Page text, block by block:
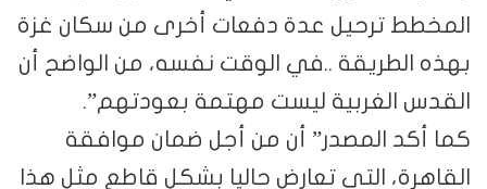
المخطط ترحيل عدة دفعات أخرى من سكان غزة
بهذه الطريقة ..في الوقت نفسه، من الواضح أن
القدس الغربية ليست مهتمة بعودتهم”.
كما أكد المصدر” أن من أجل ضمان موافقة
القاهرة، التي تعارض حاليا بشكل قاطع مثل هذا